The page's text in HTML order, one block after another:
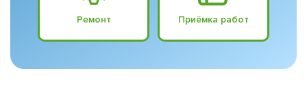
Ремонт Приёмка работ